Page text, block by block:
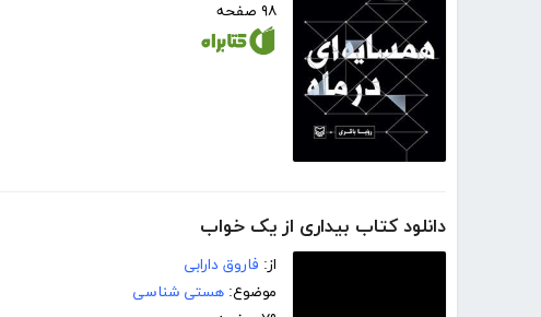
۹۸ صفحه
دانلود کتاب بیداری از یک خواب
از: فاروق دارابی
موضوع: هستی شناسی